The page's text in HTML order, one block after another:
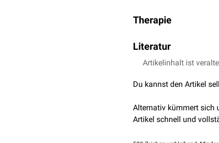
zwischen der Größe der
Therapie
die seitlichen
Bei dieser Therapie
Literatur
Hofmann et al.
2011
Artikelinhalt ist
Du kannst den Artikel
Alternativ kümmert sich
Artikel schnell und